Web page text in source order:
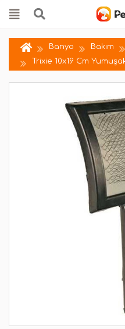
Banyo Bakım
Trixie 10x19 Cm